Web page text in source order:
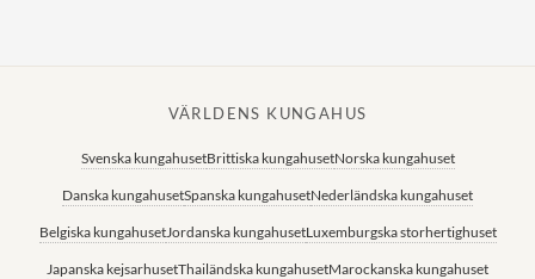
VÄRLDENS KUNGAHUS
Svenska kungahusetBrittiska kungahusetNorska kungahuset
Danska kungahusetSpanska kungahusetNederländska kungahuset
Belgiska kungahusetJordanska kungahusetLuxemburgska storhertighuset
Japanska kejsarhusetThailändska kungahusetMarockanska kungahuset